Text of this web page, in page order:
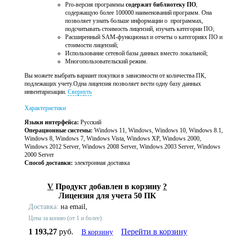
Pro-версия программы содержит библиотеку ПО,
содержащую более 100000 наименований программ. Она
позволяет узнать больше информации о программах,
подсчитывать стоимость лицензий, изучать категории ПО;
Расширенный SAM-функционал и отчеты о категориях ПО и
стоимости лицензий;
Использование сетевой базы данных вместо локальной;
Многопользовательский режим.
Вы можете выбрать вариант покупки в зависимости от количества ПК,
подлежащих учету.Одна лицензия позволяет вести одну базу данных
инвентаризации. Свернуть
Характеристики
Языки интерфейса: Русский
Операционные системы: Windows 11, Windows, Windows 10, Windows 8.1,
Windows 8, Windows 7, Windows Vista, Windows XP, Windows 2000,
Windows 2012 Server, Windows 2008 Server, Windows 2003 Server, Windows
2000 Server
Способ доставки: электронная доставка
V Продукт добавлен в корзину ?
Лицензия для учета 50 ПК
Доставка: на email,
Цена за копию (от 1 и более):
1 193,27 руб. В корзину Перейти в корзину